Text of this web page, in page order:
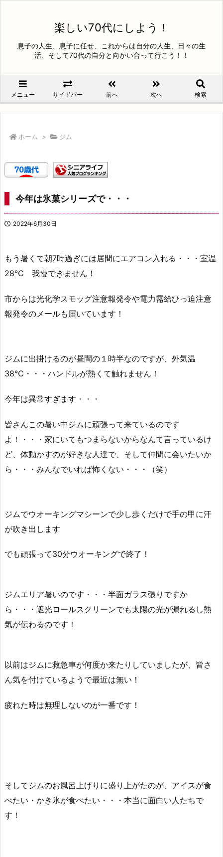
楽しい70代にしよう！
息子の人生、息子に任せ、これからは自分の人生、日々の生
活、そして70代の自分と向かい合って行こう！！
メニュー サイドバー 前へ 次へ 検索
ホーム > ジム
今年は氷菓シリーズで・・・
2022年6月30日
もう暑くて朝7時過ぎには居間にエアコン入れる・・・室温
28℃ 我慢できません！
市からは光化学スモッグ注意報発令や電力需給ひっ迫注意
報発令のメールも届いています！
ジムに出掛けるのが昼間の１時半なのですが、外気温
38℃・・・ハンドルが熱くて触れません！
今年は異常すぎます・・・
皆さんこの暑い中ジムに頑張って来ているのです
よ！・・・家にいてもつまらないからなんて言っているけ
ど、体動かすのが好きな人達で、そして仲間に会いたいか
ら・・・みんなでいれば怖くない・・・（笑）
ジムでウオーキングマシーンで少し歩くだけで手の甲に汗
が吹き出します
でも頑張って30分ウオーキングで終了！
ジムエリア暑いのです・・・半面ガラス張りですか
ら・・・遮光ロールスクリーンでも太陽の光が漏れるし熱
気が伝わるのです！
以前はジムに救急車が何度か来たりしていましたが、皆さ
ん気を付けているようで最近は無い！
疲れた時は無理しないのが一番です！
そしてジムのお風呂上げりに盛り上がたのが、アイスが食
べたい・かき氷が食べたい・・・本当に面白い人たちで
す！